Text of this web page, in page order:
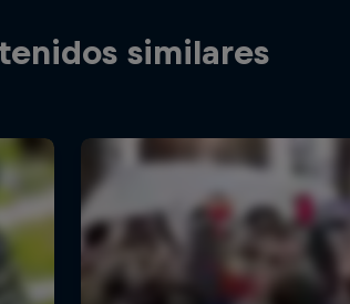
similares